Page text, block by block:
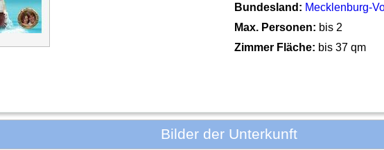
Bundesland: Mecklenburg-
Max. Personen: bis 2
Zimmer Fläche: bis 37 qm
Bilder der Unterkunft